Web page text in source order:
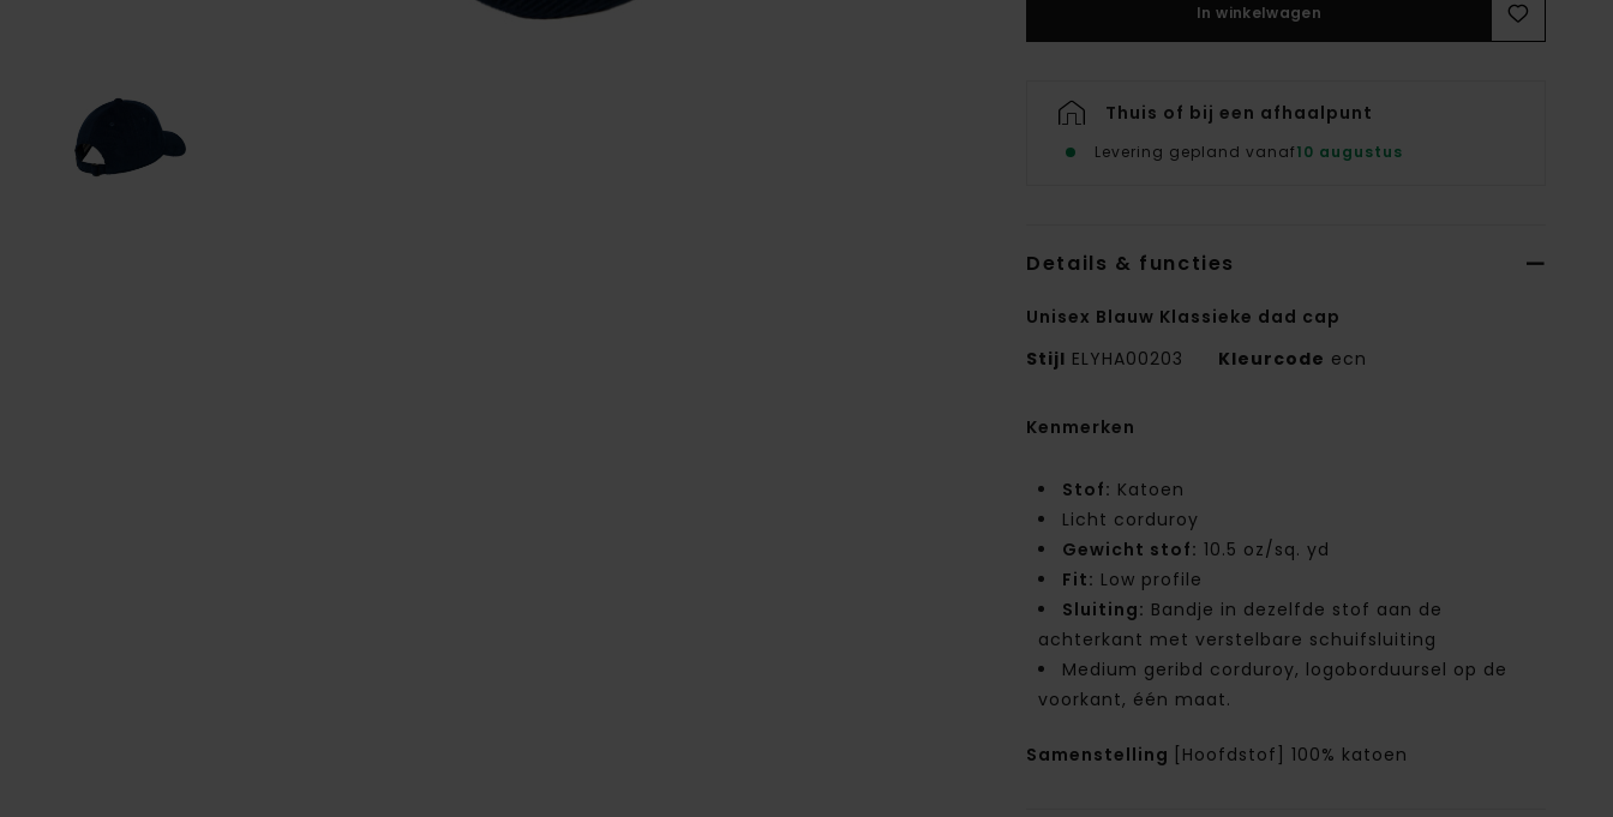
In winkelwagen
Thuis of bij een afhaalpunt
Levering gepland vanaf10 augustus
Details & functies
Unisex Blauw Klassieke dad cap
Stijl ELYHA00203 Kleurcode ecn
Kenmerken
Stof: Katoen
Licht corduroy
Gewicht stof: 10.5 oz/sq. yd
Fit: Low profile
Sluiting: Bandje in dezelfde stof aan de
achterkant met verstelbare schuifsluiting
Medium geribd corduroy, logoborduursel op de
voorkant, één maat.
Samenstelling [Hoofdstof] 100% katoen